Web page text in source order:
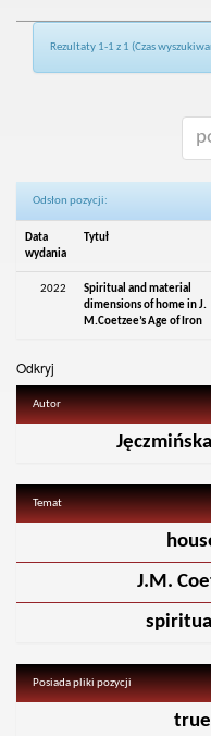
Rezultaty 1-1 z 1 (Czas
Odsłon pozycji:
Data
wydania
Tytuł
2022
Spiritual and material
dimensions of home in J.
M.Coetzee’s Age of Iron
Odkryj
Autor
Temat
J.M.
Posiada pliki pozycji
true